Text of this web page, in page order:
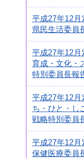
平成27年12月
県民生活委員
平成27年12月
育成・文化・
特別委員長報
平成27年12月
ち・ひと・し
戦略特別委員
平成27年12月
保健医療委員